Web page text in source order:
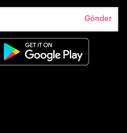
Gönder